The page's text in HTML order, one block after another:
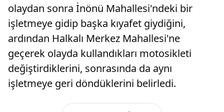
olaydan sonra İnönü Mahallesi'ndeki bir
işletmeye gidip başka kıyafet giydiğini,
ardından Halkalı Merkez Mahallesi'ne
geçerek olayda kullandıkları motosikleti
değiştirdiklerini, sonrasında da aynı
işletmeye geri döndüklerini belirledi.